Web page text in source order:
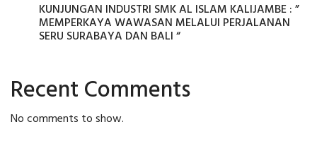
KUNJUNGAN INDUSTRI SMK AL ISLAM KALIJAMBE : ”
MEMPERKAYA WAWASAN MELALUI PERJALANAN
SERU SURABAYA DAN BALI “
Recent Comments
No comments to show.